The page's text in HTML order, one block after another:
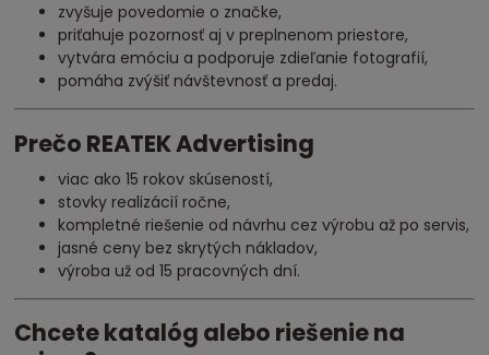
zvyšuje povedomie o značke,
priťahuje pozornosť aj v preplnenom priestore,
vytvára emóciu a podporuje zdieľanie fotografií,
pomáha zvýšiť návštevnosť a predaj.
Prečo REATEK Advertising
viac ako 15 rokov skúseností,
stovky realizácií ročne,
kompletné riešenie od návrhu cez výrobu až po servis,
jasné ceny bez skrytých nákladov,
výroba už od 15 pracovných dní.
Chcete katalóg alebo riešenie na